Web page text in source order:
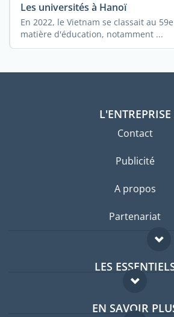
Les universités à Hanoï
En 2022, le Vietnam se classait au
matière d'éducation, notamment ...
L'ENTREPRISE
Contact
Publicité
A propos
Partenariat
LES
Forum expatriés
Guides pays
EN SAVOIR